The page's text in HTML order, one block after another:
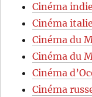
Cinéma
Cinéma
Cinéma du
Cinéma du
Cinéma
Cinéma